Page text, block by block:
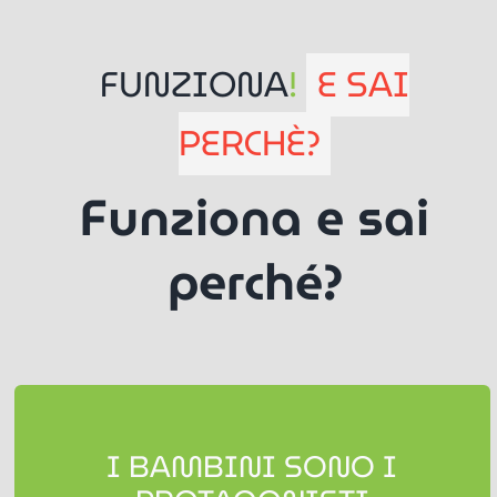
FUNZIONA! E SAI
PERCHÈ?
Funziona e sai
perché?
I BAMBINI SONO I
SUPERVISIONE SCIENTIFICA